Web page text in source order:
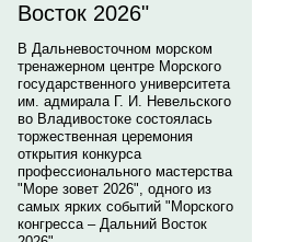
Восток 2026"
В Дальневосточном морском
тренажерном центре Морского
государственного университета
им. адмирала Г. И. Невельского
во Владивостоке состоялась
торжественная церемония
открытия конкурса
профессионального мастерства
"Море зовет 2026", одного из
самых ярких событий "Морского
конгресса – Дальний Восток